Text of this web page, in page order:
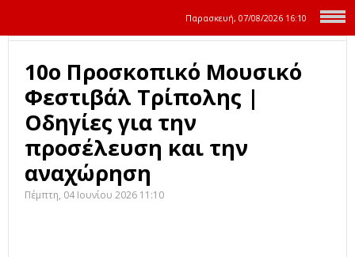
Παρασκευή, 07/08/2026 16:10
10ο Προσκοπικό Μουσικό
Φεστιβάλ Τρίπολης |
Οδηγίες για την
προσέλευση και την
αναχώρηση
Πέμπτη, 04 Ιουνίου 2026 11:10